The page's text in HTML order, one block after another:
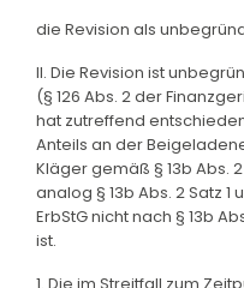
die Revision als
II. Die Revision ist
(§ 126 Abs. 2 der
hat zutreffend
Anteils an der
Kläger gemäß § 13b Abs. 2
analog § 13b Abs. 2 Satz 1
ErbStG nicht nach § 13b
ist.